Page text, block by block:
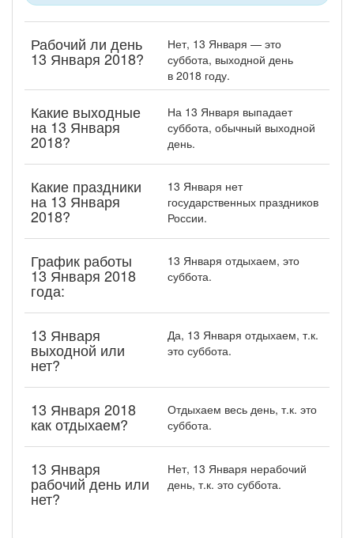
Рабочий ли день
13 Января 2018?
Нет, 13 Января — это
суббота, выходной день
в 2018 году.
Какие выходные
на 13 Января
2018?
На 13 Января выпадает
суббота, обычный выходной
день.
Какие праздники
на 13 Января
2018?
13 Января нет
государственных праздников
России.
График работы
13 Января 2018
года:
13 Января отдыхаем, это
суббота.
13 Января
выходной или
нет?
Да, 13 Января отдыхаем, т.к.
это суббота.
13 Января 2018
как отдыхаем?
Отдыхаем весь день, т.к. это
суббота.
13 Января
рабочий день или
нет?
Нет, 13 Января нерабочий
день, т.к. это суббота.